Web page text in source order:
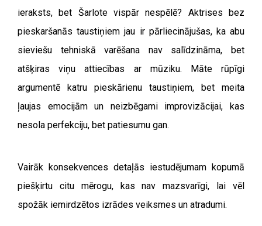
ieraksts, bet Šarlote vispār nespēlē? Aktrises bez
pieskaršanās taustiņiem jau ir pārliecinājušas, ka abu
sieviešu tehniskā varēšana nav salīdzināma, bet
atšķiras viņu attiecības ar mūziku. Māte rūpīgi
argumentē katru pieskārienu taustiņiem, bet meita
ļaujas emocijām un neizbēgami improvizācijai, kas
nesola perfekciju, bet patiesumu gan.
Vairāk konsekvences detaļās iestudējumam kopumā
piešķirtu citu mērogu, kas nav mazsvarīgi, lai vēl
spožāk iemirdzētos izrādes veiksmes un atradumi.